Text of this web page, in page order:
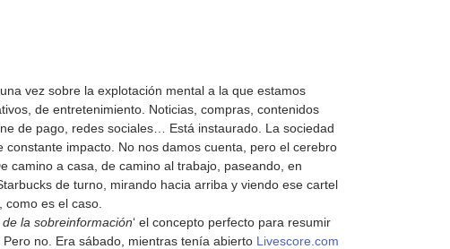
de entretenimiento. Noticias, compras, contenidos
de pago, redes sociales… Está instaurado. La sociedad
impacto. No nos damos cuenta, pero el cerebro
camino a casa, de camino al trabajo, paseando, en
de turno, mirando hacia arriba y viendo ese cartel
es el caso.
la sobreinformación‘ el concepto perfecto para resumir
no. Era sábado, mientras tenía abierto Livescore.com